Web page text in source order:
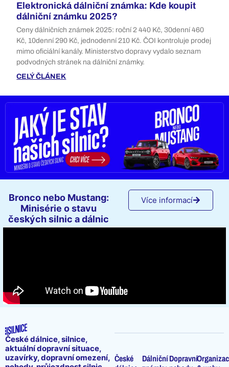
Elektronická dálniční známka: Kde koupit
dálniční známku 2025?
Ceny dálničních známek 2025: roční 2 440 Kč, 30denní 460
Kč, 10denní 290 Kč, jednodenní 210 Kč. ČOI kontroluje prodej
mimo oficiální kanály. Ministerstvo dopravy vydalo seznam
podvodných stránek na dálniční známky.
CELÝ ČLÁNEK
Bronco nebo Mustang:
Minisérie o stavu
českých silnic a dálnic
Více informací
České dálnice, silnice,
aktuální dopravní situace,
uzavírky, dopravní omezení, České
DálničníDopravní